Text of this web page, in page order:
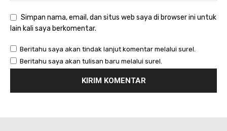
Simpan nama, email, dan situs web saya di browser ini untuk
lain kali saya berkomentar.
Beritahu saya akan tindak lanjut komentar melalui surel.
Beritahu saya akan tulisan baru melalui surel.